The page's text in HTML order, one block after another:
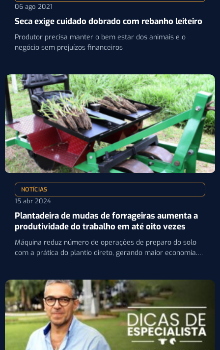
06 ago 2021
Seca exige cuidado dobrado com rebanho leiteiro
Produtor precisa manter o bem estar dos animais e o
negócio sem prejuízos financeiros
NOTÍCIAS
15 abr 2024
Plantadeira de mudas de forrageiras aumenta a
produtividade do trabalho em até oito vezes
Máquina reduz número de operações de preparo do solo
com a prática do plantio direto, gerando maior economia.…